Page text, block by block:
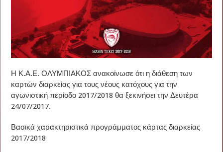
Η Κ.Α.Ε. ΟΛΥΜΠΙΑΚΟΣ ανακοίνωσε ότι η διάθεση των
καρτών διαρκείας για τους νέους κατόχους για την
αγωνιστική περίοδο 2017/2018 θα ξεκινήσει την Δευτέρα
24/07/2017.
Βασικά χαρακτηριστικά προγράμματος κάρτας διαρκείας
2017/2018